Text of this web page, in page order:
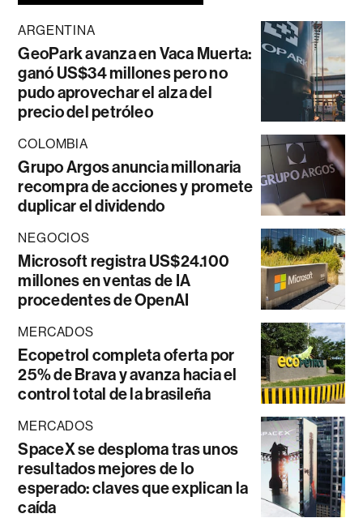
ARGENTINA
GeoPark avanza en Vaca Muerta:
ganó US$34 millones pero no
pudo aprovechar el alza del
precio del petróleo
COLOMBIA
Grupo Argos anuncia millonaria
recompra de acciones y promete
duplicar el dividendo
NEGOCIOS
Microsoft registra US$24.100
millones en ventas de IA
procedentes de OpenAI
MERCADOS
Ecopetrol completa oferta por
25% de Brava y avanza hacia el
control total de la brasileña
MERCADOS
SpaceX se desploma tras unos
resultados mejores de lo
esperado: claves que explican la
caída